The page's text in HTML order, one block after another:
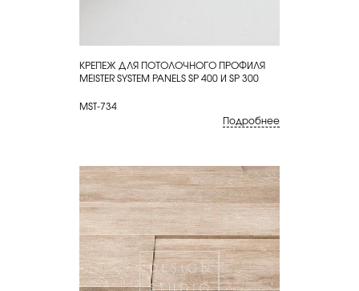
КУПИТЬ
КРЕПЕЖ ДЛЯ ПОТОЛОЧНОГО ПРОФИЛЯ
MEISTER SYSTEM PANELS SP 400 И SP 300
MST-734
Подробнее